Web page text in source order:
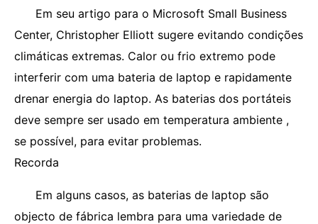
Em seu artigo para o Microsoft Small Business
Center, Christopher Elliott sugere evitando condições
climáticas extremas. Calor ou frio extremo pode
interferir com uma bateria de laptop e rapidamente
drenar energia do laptop. As baterias dos portáteis
deve sempre ser usado em temperatura ambiente ,
se possível, para evitar problemas.
Recorda
Em alguns casos, as baterias de laptop são
objecto de fábrica lembra para uma variedade de